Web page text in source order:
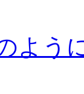
よう